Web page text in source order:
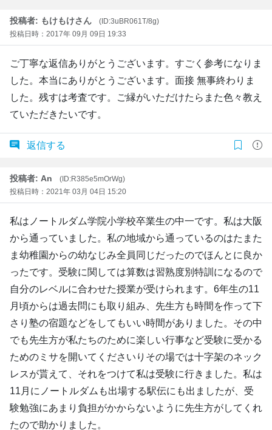
投稿者: もけもけさん
(ID:3uBR061T/8g)
投稿日時：2017年 09月 09日 19:33
ご丁寧な返信ありがとうございます。すごく参考になりま
した。本当にありがとうございます。面接 無事終わりま
した。残すは考査です。ご縁がいただけたらまた色々教え
ていただきたいです。
返信する
投稿者: An
(ID:R385e5mOrWg)
投稿日時：2021年 03月 04日 15:20
私はノートルダム学院小学校卒業生の中一です。私は大阪
から通っていました。私の地域から通っているのはたまた
ま幼稚園からの幼なじみ全員同じだったのでほんとに良か
ったです。受験に関しては算数は習熟度別特訓になるので
自分のレベルに合わせた授業が受けられます。6年生の11
月頃からは過去問にも取り組み、先生方も時間を作って下
さり塾の宿題などをしてもいい時間がありました。その中
でも先生方が私たちのために楽しい行事など受験に受かる
ためのミサを開いてくださいりその場では十字架のネック
レスが貰えて、それをつけて私は受験に行きました。私は
11月にノートルダムも出場する駅伝にも出ましたが、受
験勉強にあまり負担がかからないように先生方がしてくれ
たので助かりました。